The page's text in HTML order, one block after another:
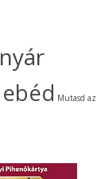
nyár
ebéd Mutasd az